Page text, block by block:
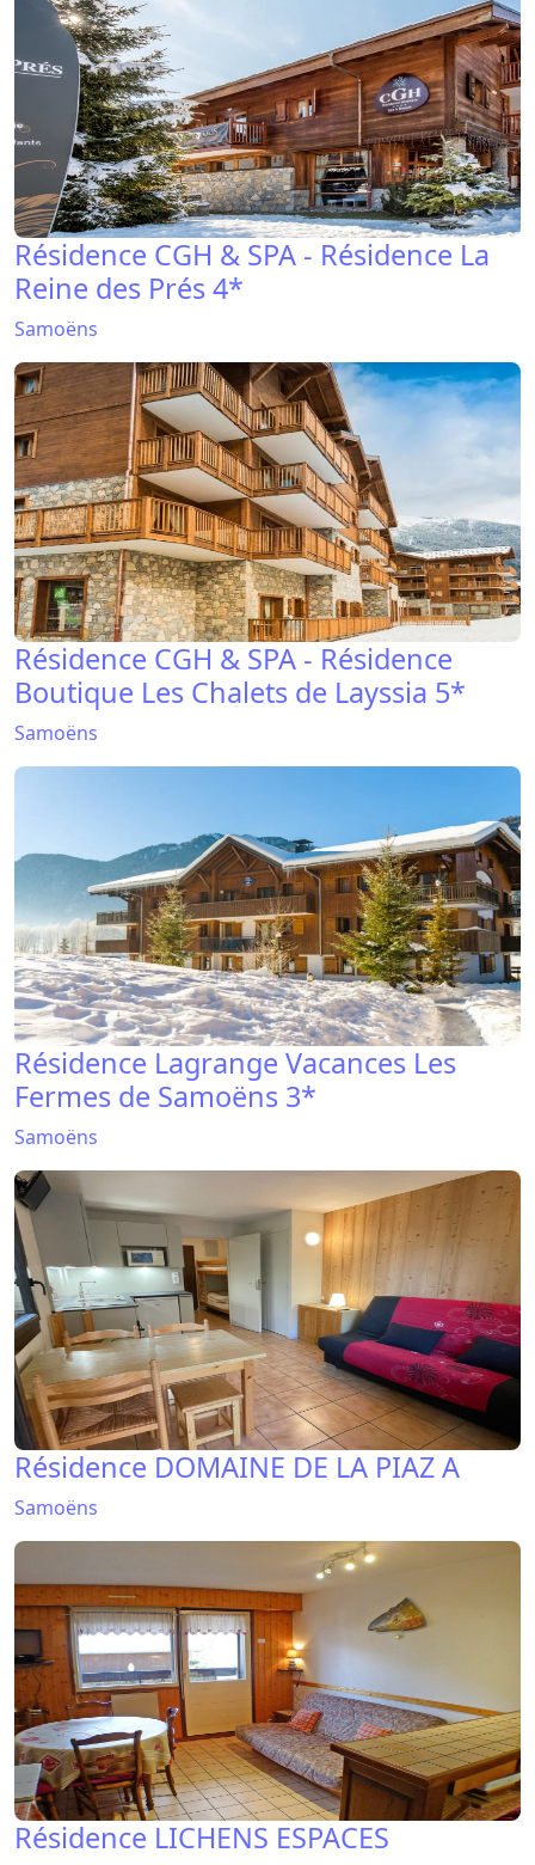
Résidence CGH & SPA - Résidence La
Reine des Prés 4*
Samoëns
Résidence CGH & SPA - Résidence
Boutique Les Chalets de Layssia 5*
Samoëns
Résidence Lagrange Vacances Les
Fermes de Samoëns 3*
Samoëns
Résidence DOMAINE DE LA PIAZ A
Samoëns
Résidence LICHENS ESPACES